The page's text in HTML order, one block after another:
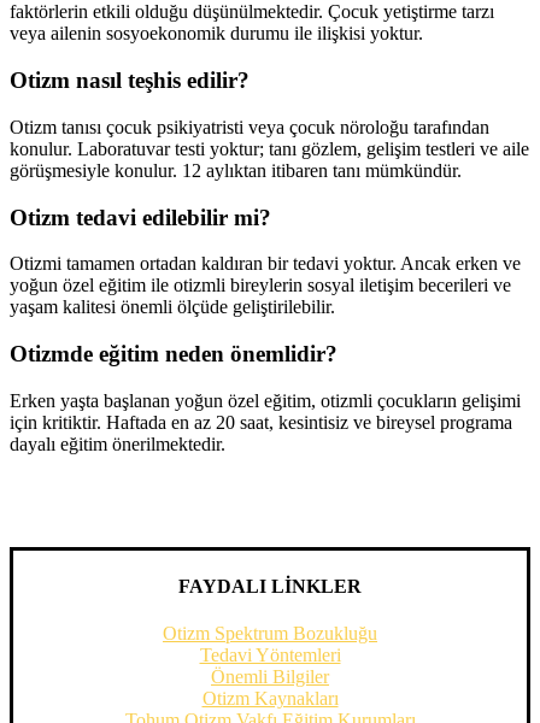
faktörlerin etkili olduğu düşünülmektedir. Çocuk yetiştirme tarzı
veya ailenin sosyoekonomik durumu ile ilişkisi yoktur.
Otizm nasıl teşhis edilir?
Otizm tanısı çocuk psikiyatristi veya çocuk nöroloğu tarafından
konulur. Laboratuvar testi yoktur; tanı gözlem, gelişim testleri ve aile
görüşmesiyle konulur. 12 aylıktan itibaren tanı mümkündür.
Otizm tedavi edilebilir mi?
Otizmi tamamen ortadan kaldıran bir tedavi yoktur. Ancak erken ve
yoğun özel eğitim ile otizmli bireylerin sosyal iletişim becerileri ve
yaşam kalitesi önemli ölçüde geliştirilebilir.
Otizmde eğitim neden önemlidir?
Erken yaşta başlanan yoğun özel eğitim, otizmli çocukların gelişimi
için kritiktir. Haftada en az 20 saat, kesintisiz ve bireysel programa
dayalı eğitim önerilmektedir.
FAYDALI LİNKLER
Otizm Spektrum Bozukluğu
Tedavi Yöntemleri
Önemli Bilgiler
Otizm Kaynakları